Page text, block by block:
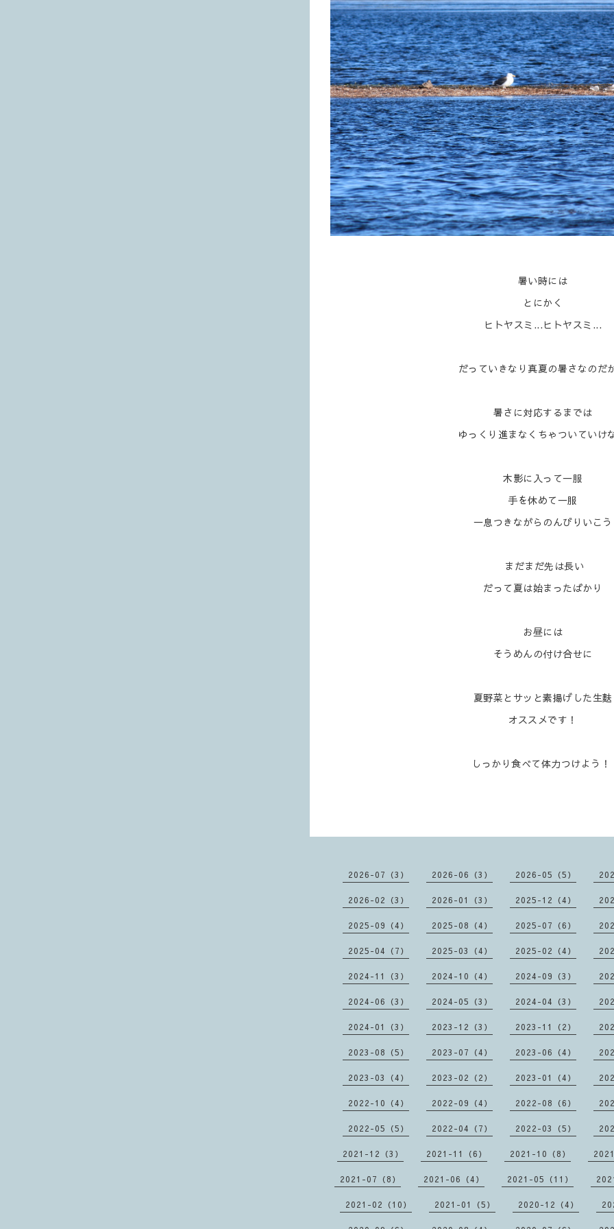
暑い時には
とにかく
ヒトヤスミ...ヒトヤスミ...
だっていきなり真夏の暑さなのだ
暑さに対応するまでは
ゆっくり進まなくちゃついていけ
木影に入って一服
手を休めて一服
一息つきながらのんびりいこう
まだまだ先は長い
だって夏は始まったばかり
お昼には
そうめんの付け合せに
夏野菜とサッと素揚げした生麩
オススメです！
しっかり食べて体力つけよう！
2026-07（3） 2026-06（3） 2026-05（5）
2026-02（3） 2026-01（3） 2025-12（4）
2025-09（4） 2025-08（4） 2025-07（6）
2025-04（7） 2025-03（4） 2025-02（4）
2024-11（3） 2024-10（4） 2024-09（3）
2024-06（3） 2024-05（3） 2024-04（3）
2024-01（3） 2023-12（3） 2023-11（2）
2023-08（5） 2023-07（4） 2023-06（4）
2023-03（4） 2023-02（2） 2023-01（4）
2022-10（4） 2022-09（4） 2022-08（6）
2022-05（5） 2022-04（7） 2022-03（5）
2021-12（3） 2021-11（6） 2021-10（8）
2021-07（8） 2021-06（4） 2021-05（11）
2021-02（10） 2021-01（5） 2020-12（4）